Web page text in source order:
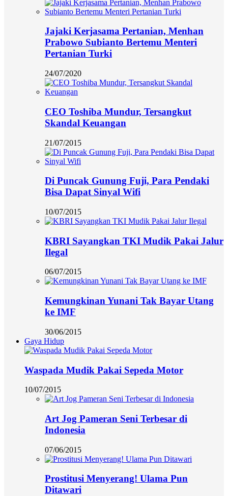
Jajaki Kerjasama Pertanian, Menhan
Prabowo Subianto Bertemu Menteri
Pertanian Turki
24/07/2020
CEO Toshiba Mundur, Tersangkut
Skandal Keuangan
21/07/2015
Di Puncak Gunung Fuji, Para Pendaki
Bisa Dapat Sinyal Wifi
10/07/2015
KBRI Sayangkan TKI Mudik Pakai Jalur
Ilegal
06/07/2015
Kemungkinan Yunani Tak Bayar Utang
ke IMF
30/06/2015
Gaya Hidup
Waspada Mudik Pakai Sepeda Motor
10/07/2015
Art Jog Pameran Seni Terbesar di
Indonesia
07/06/2015
Prostitusi Menyerang! Ulama Pun
Ditawari